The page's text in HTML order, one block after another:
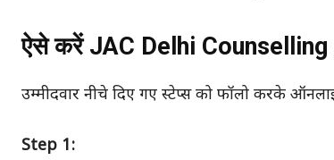
ऐसे करें JAC Delhi
उम्मीदवार नीचे दिए गए स्टेप्स को फॉलो करके
Step 1: